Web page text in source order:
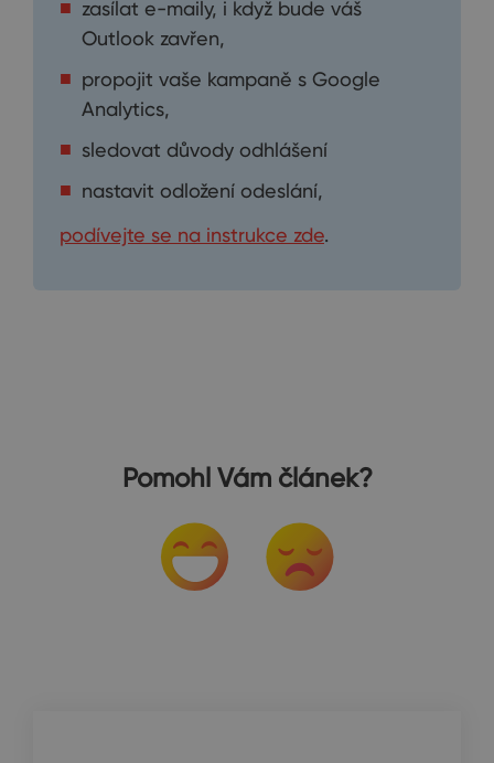
zasílat e-maily, i když bude váš
Outlook zavřen,
propojit vaše kampaně s Google
Analytics,
sledovat důvody odhlášení
nastavit odložení odeslání,
podívejte se na instrukce zde.
Pomohl Vám článek?